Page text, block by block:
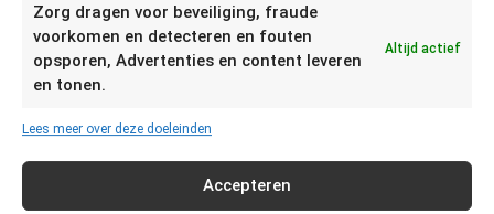
Zorg dragen voor beveiliging, fraude
voorkomen en detecteren en fouten
opsporen, Advertenties en content leveren
en tonen.
Altijd actief
Lees meer over deze doeleinden
Accepteren
bord of eventueel op een vel bakpapier. Als de kruisbessen
bevroren zijn, kan je ze bij elkaar doen in een diepvrieszak of
bakje.
Andere bessen